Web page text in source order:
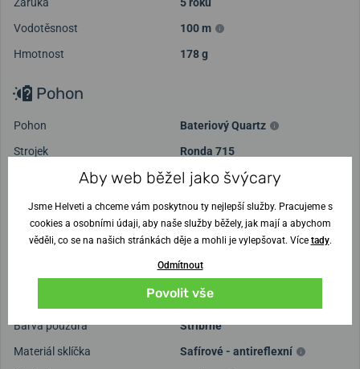
Vodotěsnost
100 m
Hmotnost
178 g
Pohon
Pohon
Bateriový Quartz
Strojek
Ronda 715
Ciferník a pouzdro
Rozměr pouzdra
43 mm
Výška pouzdra
7,5 mm
Kulaté
Ušlechtilá ocel
Barva pouzdra
Stříbrné
Materiál sklíčka
Safírové - antireflexní
Aby web běžel jako švýcary
Jsme Helveti a chceme vám poskytnou ty nejlepší služby. Pracujeme s
cookies a osobními údaji, aby naše služby běžely, jak mají a abychom
věděli, co se na našich stránkách děje a mohli je vylepšovat. Více tady.
Odmítnout
Povolit vše